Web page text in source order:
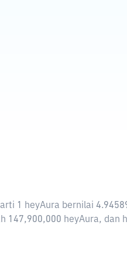
1 heyAura bernilai
147,900,000 heyAura,